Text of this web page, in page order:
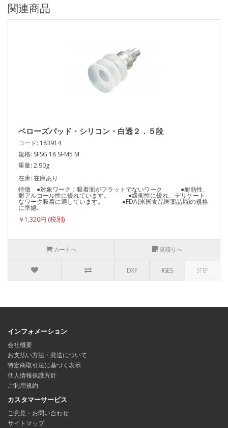
関連商品
ベローズパッド・シリコン・白透２．５段
コード: 183914
規格: SFSG 18 SI-M5 M
重量: 2.90g
在庫: 在庫あり
特徴 ●対象ワーク：吸着面がフラットでないワーク ●耐熱性、
耐アルコール性に優れています。 ●緩衝性に優れ、デリケート
なワーク吸着に適しています。 ●FDA(米国食品医薬品局)の規格
に準拠..
￥1,320円
カートへ 見積りへ
DXF IGES STEP
インフォメーション
会社概要
お支払い方法・発送について
特定商取引法に基づく表示
個人情報保護方針
ご利用規約
カスタマーサービス
ご意見・お問い合わせ
サイトマップ